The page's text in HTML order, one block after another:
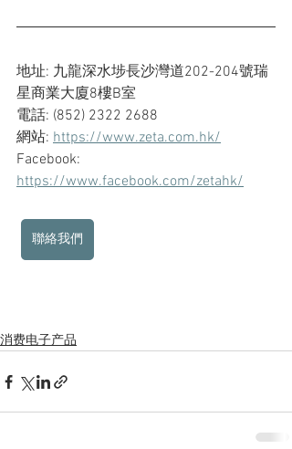
地址: 九龍深水埗長沙灣道202-204號瑞
星商業大廈8樓B室
電話: (852) 2322 2688
網站: https://www.zeta.com.hk/
Facebook:
https://www.facebook.com/zetahk/
聯絡我們
消费电子产品